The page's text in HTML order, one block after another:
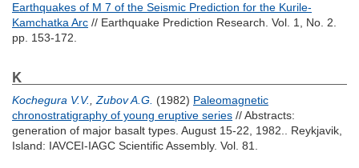
Earthquakes of M 7 of the Seismic Prediction for the Kurile-
Kamchatka Arc // Earthquake Prediction Research. Vol. 1, No. 2.
pp. 153-172.
K
Kochegura V.V. Zubov A.G. (1982) Paleomagnetic
chronostratigraphy of young eruptive series // Abstracts:
generation of major basalt types. August 15-22, 1982.. Reykjavik,
Island: IAVCEI-IAGC Scientific Assembly. Vol. 81.